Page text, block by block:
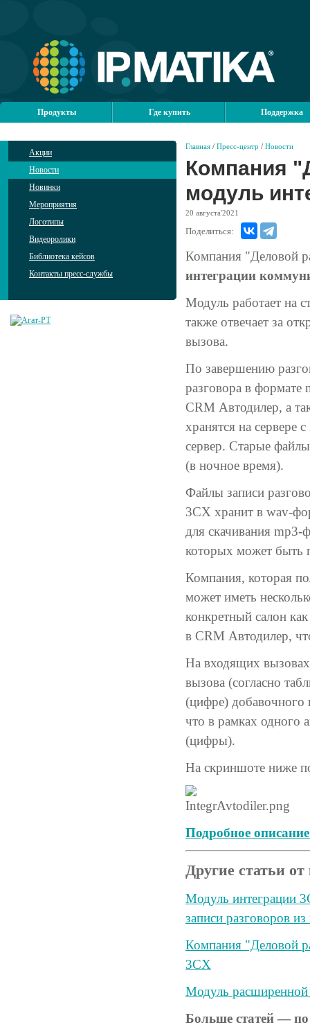
Продукты Где купить Поддержка
Акции
Новости
Новинки
Мероприятия
Логотипы
Видеоролики
Библиотека кейсов
Контакты пресс-службы
Главная / Пресс-центр / Новости
Компания
модуль
20 августа'2021
Поделиться:
Компания "Деловой
интеграции
Модуль работает на
также отвечает за
вызова.
По завершению
разговора в
CRM Автодилер, а
хранятся на сервере
сервер. Старые
(в ночное время).
Файлы записи
3СХ хранит в wav-
для скачивания mp3-
которых может быть
Компания, которая
может иметь
конкретный салон
в CRM Автодилер,
На входящих вызовах
вызова (согласно
(цифре) добавочного
что в рамках одного
(цифры).
На скриншоте ниже
Подробное
Другие статьи
Модуль интеграции
записи разговоров
Компания "Деловой
3CX
Модуль
Больше статей —